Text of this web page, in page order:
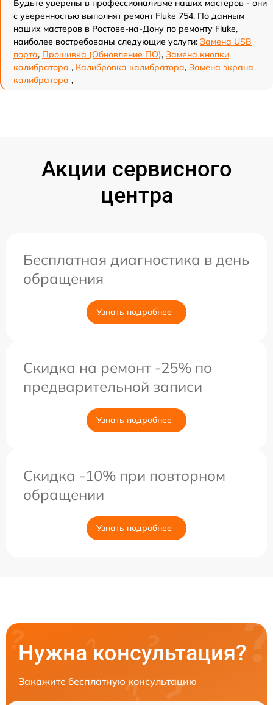
Будьте уверены в профессионализме наших мастеров - они
с уверенностью выполнят ремонт Fluke 754. По данным
наших мастеров в Ростове-на-Дону по ремонту Fluke,
наиболее востребованы следующие услуги: Замена USB
порта, Прошивка (Обновление ПО), Замена кнопки
калибратора , Калибровка калибратора, Замена экрана
калибратора ,
Акции сервисного
центра
Бесплатная диагностика в день
обращения
Узнать подробнее
Скидка на ремонт -25% по
предварительной записи
Узнать подробнее
Скидка -10% при повторном
обращении
Узнать подробнее
Нужна консультация?
Закажите бесплатную консультацию